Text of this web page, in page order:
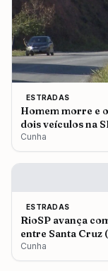
ESTRADAS
Homem morre e
dois veículos na
Cunha
ESTRADAS
RioSP avança
entre Santa Cruz
Cunha